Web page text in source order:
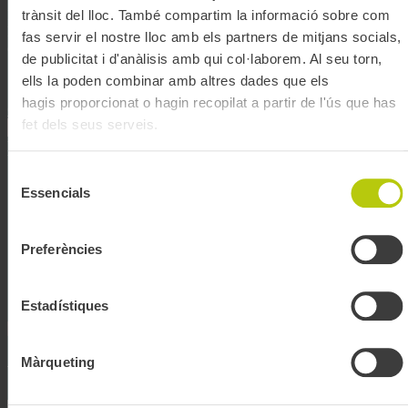
trànsit del lloc. També compartim la informació sobre com
fas servir el nostre lloc amb els partners de mitjans socials,
de publicitat i d'anàlisis amb qui col·laborem. Al seu torn,
ells la poden combinar amb altres dades que els
hagis proporcionat o hagin recopilat a partir de l'ús que has
fet dels seus serveis.
Essencials
Preferències
Estadístiques
Màrqueting
Més de1.000 establiments de tota l'àrea de Barcelonaestan
habilitats com a punts on recarregar la T-mobilitat o comprar targetes
Consultar mapa
Descarrega't l'app T-mobilitat
Compra títols i recarrega la teva targeta T-mobilitat
des